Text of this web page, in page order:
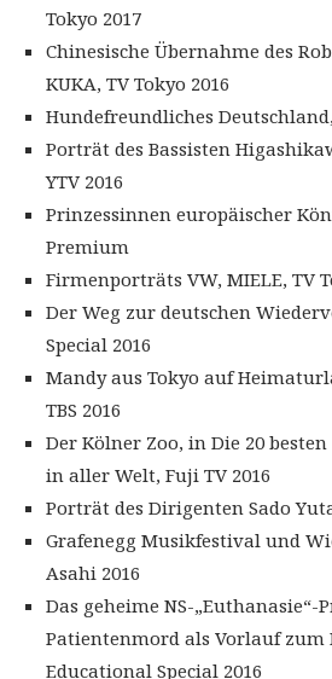
Tokyo 2017
Chinesische Übernahme des
KUKA, TV Tokyo 2016
Hundefreundliches Deutschland,
Porträt des Bassisten
YTV 2016
Prinzessinnen europäischer
Premium
Firmenporträts VW, MIELE, TV
Der Weg zur deutschen
Special 2016
Mandy aus Tokyo auf
TBS 2016
Der Kölner Zoo, in Die 20
in aller Welt, Fuji TV 2016
Porträt des Dirigenten Sado
Grafenegg Musikfestival und
Asahi 2016
Das geheime NS-„Euthanasie“-
Patientenmord als Vorlauf zum
Educational Special 2016